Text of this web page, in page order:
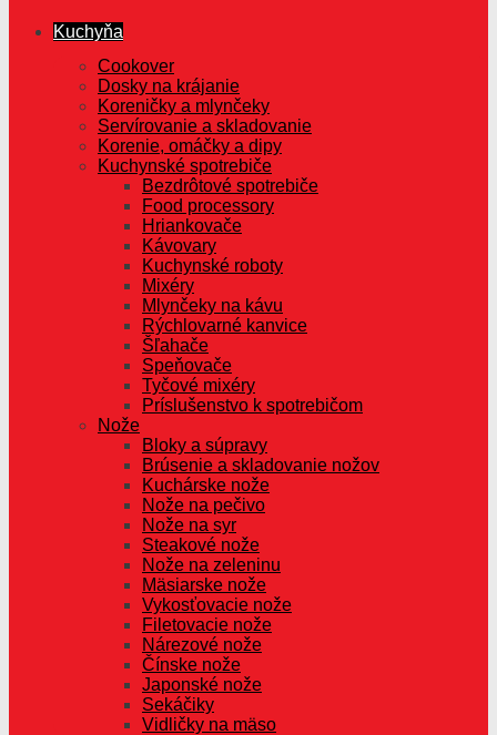
Kuchyňa
Cookover
Dosky na krájanie
Koreničky a mlynčeky
Servírovanie a skladovanie
Korenie, omáčky a dipy
Kuchynské spotrebiče
Bezdrôtové spotrebiče
Food processory
Hriankovače
Kávovary
Kuchynské roboty
Mixéry
Mlynčeky na kávu
Rýchlovarné kanvice
Šľahače
Speňovače
Tyčové mixéry
Príslušenstvo k spotrebičom
Nože
Bloky a súpravy
Brúsenie a skladovanie nožov
Kuchárske nože
Nože na pečivo
Nože na syr
Steakové nože
Nože na zeleninu
Mäsiarske nože
Vykosťovacie nože
Filetovacie nože
Nárezové nože
Čínske nože
Japonské nože
Sekáčiky
Vidličky na mäso